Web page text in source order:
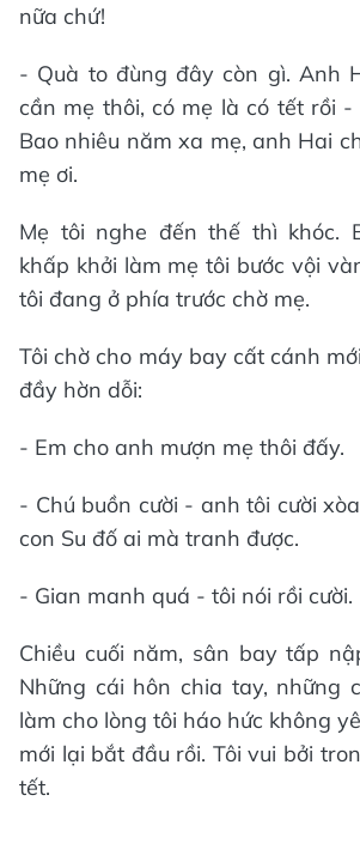
nữa chứ!
- Quà to đùng đây còn gì. Anh
cần mẹ thôi, có mẹ là có tết rồi
Bao nhiêu năm xa mẹ, anh Hai
mẹ ơi.
Mẹ tôi nghe đến thế thì khóc.
khấp khởi làm mẹ tôi bước vội
tôi đang ở phía trước chờ mẹ.
Tôi chờ cho máy bay cất cánh
đầy hờn dỗi:
- Em cho anh mượn mẹ thôi đấy.
- Chú buồn cười - anh tôi cười
con Su đố ai mà tranh được.
- Gian manh quá - tôi nói rồi cười.
Chiều cuối năm, sân bay tấp
Những cái hôn chia tay, những
làm cho lòng tôi háo hức không
mới lại bắt đầu rồi. Tôi vui bởi
tết.